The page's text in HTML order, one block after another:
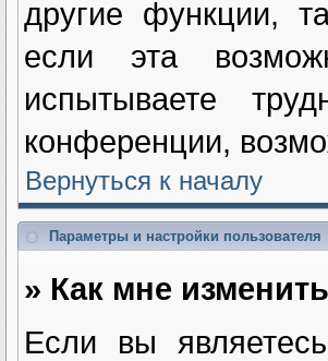
другие функции,
если эта
испытываете
конференции,
Вернуться к началу
Параметры и настройки пользователя
» Как мне
Если вы